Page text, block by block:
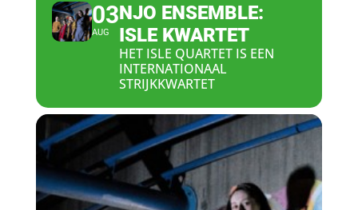
03
AUG
NJO ENSEMBLE:
ISLE KWARTET
HET ISLE QUARTET IS EEN
INTERNATIONAAL
STRIJKKWARTET